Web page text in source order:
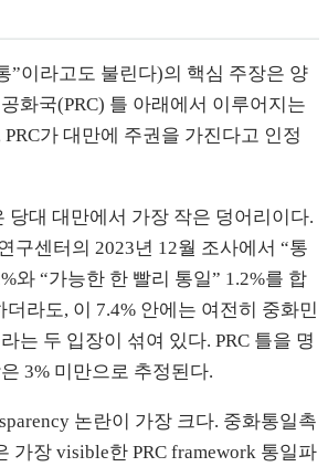
”이라고도 불린다)의 핵심 주장은 양
화국(PRC) 틀 아래에서 이루어지는
가 대만에 주권을 가진다고 인정
당대 대만에서 가장 작은 덩어리이다.
구센터의 2023년 12월 조사에서 “통
와 “가능한 한 빨리 통일” 1.2%를 합
더라도, 이 7.4% 안에는 여전히 중화민
는 두 입장이 섞여 있다. PRC 틀을 명
3% 미만으로 추정된다.
논란이 가장 크다. 중화통일촉
가장 visible한 PRC framework 통일파